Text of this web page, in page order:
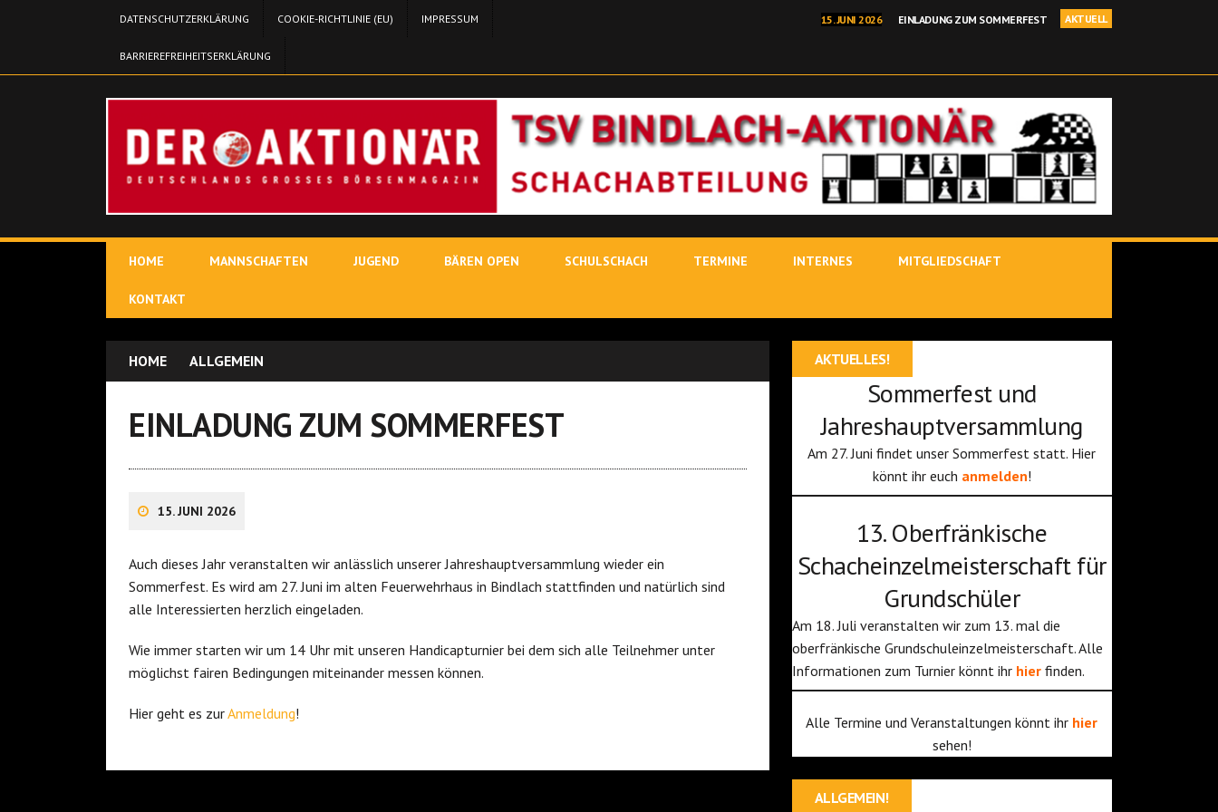
DATENSCHUTZERKLÄRUNG COOKIE-RICHTLINIE (EU) IMPRESSUM
BARRIEREFREIHEITSERKLÄRUNG
AKTUELL
15. JUNI 2026 EINLADUNG ZUM SOMMERFEST
11. MAI 2026 SCHNELLSCHACH KREISEINZELMEISTERSCHAFT IN KIRCHENLAMITZ
POSTBAUER-HENG – YOUTUBE-STARS IM ROTEN SALON
19. JUNI 2026 SCHACHLEHRER JÜRGEN DELITZSCH IST BINDLACHER VEREINSMEISTER 25/26!
HOME MANNSCHAFTEN JUGEND BÄREN OPEN SCHULSCHACH TERMINE INTERNES MITGLIEDSCHAFT
KONTAKT
HOME ALLGEMEIN
EINLADUNG ZUM SOMMERFEST
15. JUNI 2026
Auch dieses Jahr veranstalten wir anlässlich unserer Jahreshauptversammlung wieder ein
Sommerfest. Es wird am 27. Juni im alten Feuerwehrhaus in Bindlach stattfinden und natürlich sind
alle Interessierten herzlich eingeladen.
Wie immer starten wir um 14 Uhr mit unseren Handicapturnier bei dem sich alle Teilnehmer unter
möglichst fairen Bedingungen miteinander messen können.
Hier geht es zurAnmeldung!
AKTUELLES!
Sommerfest und
Jahreshauptversammlung
Am 27. Juni findet unser Sommerfest statt. Hier
könnt ihr euch anmelden!
13. Oberfränkische
Schacheinzelmeisterschaft für
Grundschüler
Am 18. Juli veranstalten wir zum 13. mal die
oberfränkische Grundschuleinzelmeisterschaft. Alle
Informationen zum Turnier könnt ihr hier finden.
Alle Termine und Veranstaltungen könnt ihr hier
sehen!
ALLGEMEIN!